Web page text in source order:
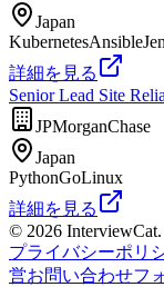
Japan
KubernetesAnsible
詳細を見る
Senior Lead Site
JPMorganChase
Japan
PythonGoLinux
詳細を見る
© 2026
プライバシーポリ
営お問い合わせフ